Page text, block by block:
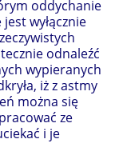
oddychanie
wyłącznie
odnaleźć
wypieranych
iż z astmy
można się
ze
i je